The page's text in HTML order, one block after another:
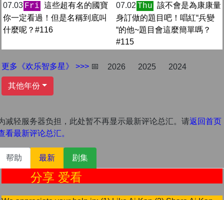
07.03 Fri 這些超有名的國寶
你一定看過！但是名稱到底叫
什麼呢？#116
07.02 Thu 該不會是為康康量
身訂做的題目吧！唱紅“兵變
“的他~題目會這麼簡單嗎？
#115
更多《欢乐智多星》 >>> 📅 2026 2025 2024
其他年份
减轻服务器负担，此处暂不再显示最新评论总汇。请返回首页
看最新评论总汇。
帮助 最新 剧集
分享 爱看